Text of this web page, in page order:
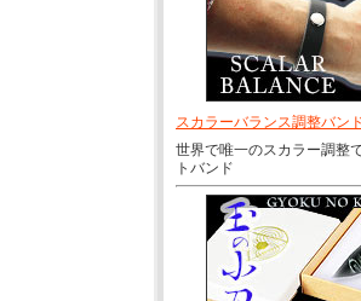
スカラーバランス調整バン
世界で唯一のスカラー調整
トバンド